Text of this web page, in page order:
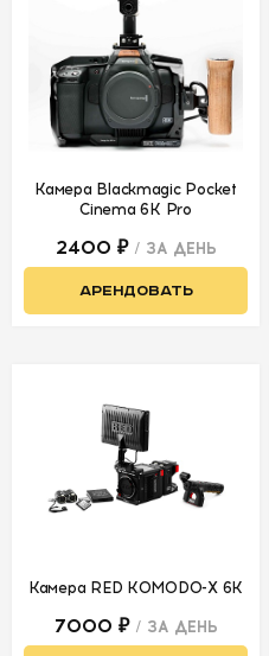
Камера Blackmagic Pocket
Cinema 6K Pro
2400 ₽ / ЗА ДЕНЬ
АРЕНДОВАТЬ
Камера RED KOMODO-X 6K
7000 ₽ / ЗА ДЕНЬ